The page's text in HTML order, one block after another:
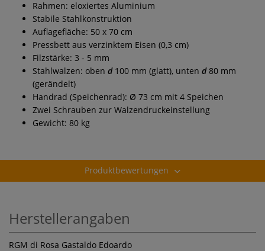
Rahmen: eloxiertes Aluminium
Stabile Stahlkonstruktion
Auflagefläche: 50 x 70 cm
Pressbett aus verzinktem Eisen (0,3 cm)
Filzstärke: 3 - 5 mm
Stahlwalzen: oben d100 mm (glatt), unten d80 mm
(gerändelt)
Handrad (Speichenrad): Ø 73 cm mit 4 Speichen
Zwei Schrauben zur Walzendruckeinstellung
Gewicht: 80 kg
Produktbewertungen
Herstellerangaben
RGM di Rosa Gastaldo Edoardo